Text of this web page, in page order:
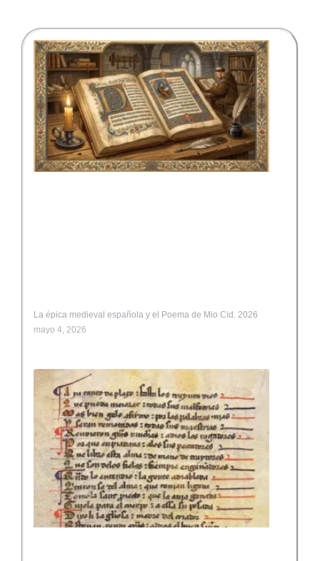
La épica medieval española y el Poema de Mio Cid. 2026
mayo 4, 2026